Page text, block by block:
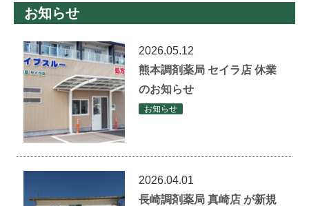
お知らせ
2026.05.12
熊本調剤薬局 セイラ店 休業
のお知らせ
お知らせ
2026.04.01
長崎調剤薬局 真崎店 が新規